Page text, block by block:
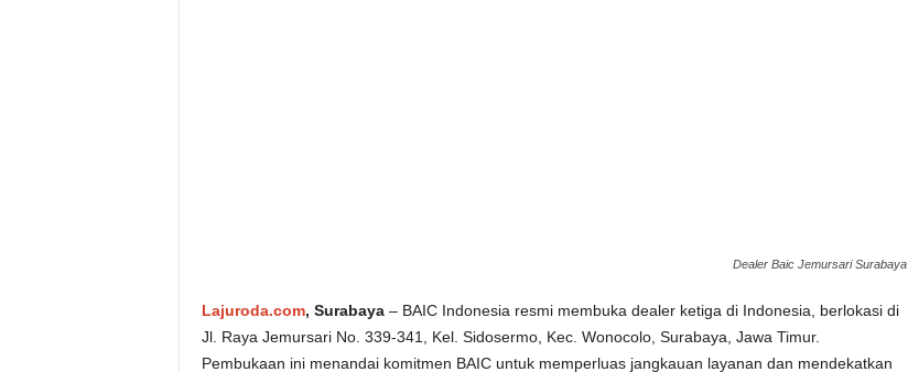
Dealer Baic Jemursari Surabaya
Lajuroda.com, Surabaya – BAIC Indonesia resmi membuka dealer ketiga di Indonesia, berlokasi di
Jl. Raya Jemursari No. 339-341, Kel. Sidosermo, Kec. Wonocolo, Surabaya, Jawa Timur.
Pembukaan ini menandai komitmen BAIC untuk memperluas jangkauan layanan dan mendekatkan